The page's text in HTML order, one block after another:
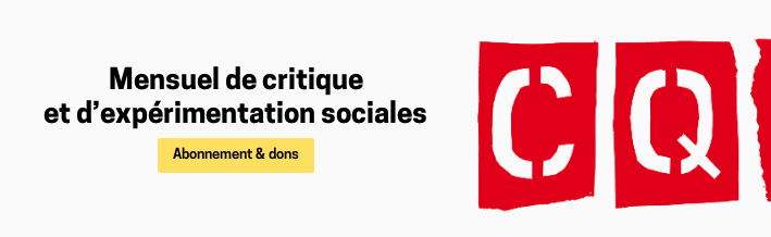
Mensuel de critique
et d’expérimentation sociales
Abonnement & dons